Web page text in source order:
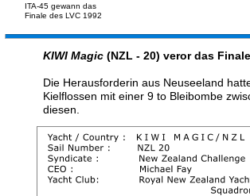
ITA-45 gewann das
Finale des LVC 1992
KIWI Magic (NZL - 20) veror das
Die Herausforderin aus Neuseeland
Kielflossen mit einer 9 to Bleibombe
diesen.